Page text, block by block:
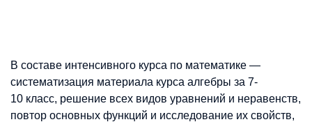
В составе интенсивного курса по математике —
систематизация материала курса алгебры за 7-
10 класс, решение всех видов уравнений и неравенств,
повтор основных функций и исследование их свойств,